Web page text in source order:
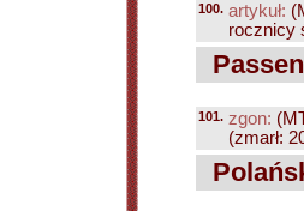
100. artykuł:
rocznicy
101. zgon:
(zmarł: